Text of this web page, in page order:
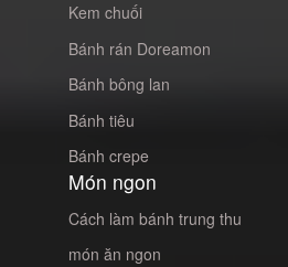
Kem chuối
Bánh rán Doreamon
Bánh bông lan
Bánh tiêu
Bánh crepe
Món ngon
Cách làm bánh trung thu
món ăn ngon